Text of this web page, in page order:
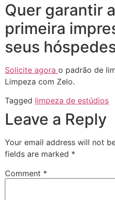
Quer garantir
primeira
seus
Solicite agora o padrão de
Limpeza com Zelo.
Tagged limpeza de estúdios
Leave a Reply
Your email address will not
fields are marked *
Comment *